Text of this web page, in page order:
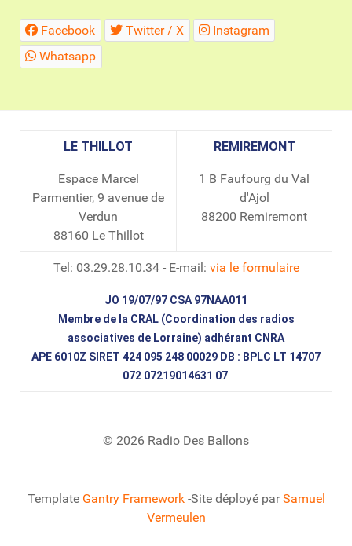
Facebook Twitter / X
Instagram
Whatsapp
LE THILLOT REMIREMONT
Espace Marcel
Parmentier, 9 avenue de
Verdun
88160 Le Thillot
1 B Faufourg du Val
d'Ajol
88200 Remiremont
Tel: 03.29.28.10.34 - E-mail: via le formulaire
JO 19/07/97 CSA 97NAA011
Membre de la CRAL (Coordination des radios
associatives de Lorraine) adhérant CNRA
APE 6010Z SIRET 424 095 248 00029 DB : BPLC LT 14707
072 07219014631 07
© 2026 Radio Des Ballons
Template Gantry Framework-Site déployé parSamuel
Vermeulen